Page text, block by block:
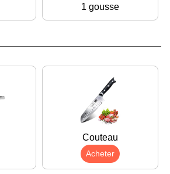
1 gousse
Couteau
Acheter